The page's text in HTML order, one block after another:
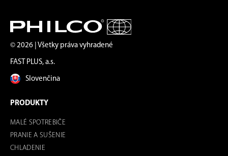
© 2026 | Všetky práva vyhradené
FAST PLUS, a.s.
Slovenčina
PRODUKTY
MALÉ SPOTREBIČE
PRANIE A SUŠENIE
CHLADENIE